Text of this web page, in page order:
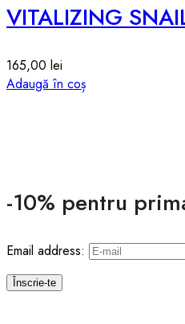
165,00 lei
Adaugă în coș
-10% pentru
Email address: